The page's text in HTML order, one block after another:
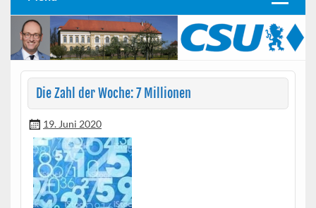
Die Zahl der Woche: 7 Millionen
19. Juni 2020